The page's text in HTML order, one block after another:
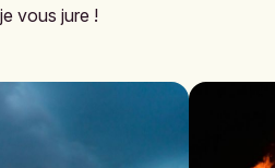
vous jure !